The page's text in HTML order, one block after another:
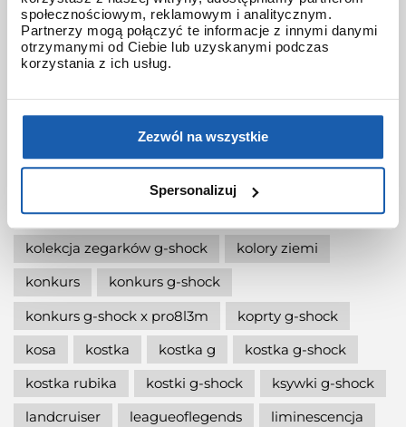
społecznościowym, reklamowym i analitycznym.
Partnerzy mogą połączyć te informacje z innymi danymi
otrzymanymi od Ciebie lub uzyskanymi podczas
korzystania z ich usług.
Zezwól na wszystkie
Spersonalizuj
jak włączyć podświetlenie w zegarku
jak wymienić baterię gshock?
jaki g-shock wybrać
jaki zegarek damski kupić
jaki zegarek g-shock wybrać
jaki zegarek wybrać
kermit
king
kiwami-ao-zumi kobiet
kolaboracja
kolekcja zegarków g-shock
kolory ziemi
konkurs
konkurs g-shock
konkurs g-shock x pro8l3m
koprty g-shock
kosa
kostka kostka g
kostka g-shock
kostka rubika
kostki g-shock
ksywki g-shock
landcruiser
leagueoflegends
liminescencja